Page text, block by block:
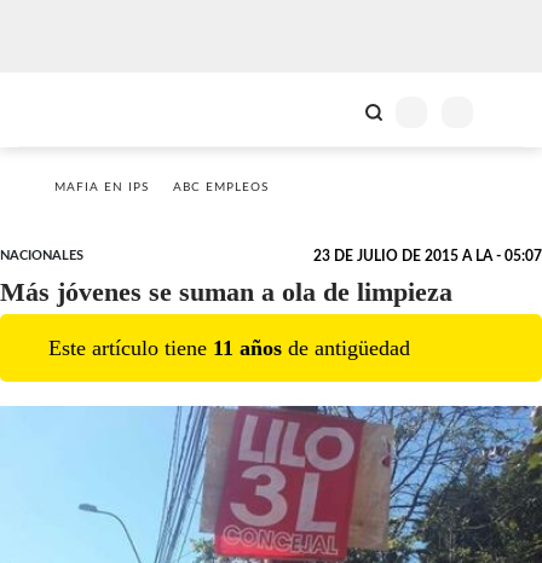
MAFIA EN IPS ABC EMPLEOS
NACIONALES 23 DE JULIO DE 2015 A LA - 05:07
Más jóvenes se suman a ola de limpieza
Este artículo tiene 11 años de antigüedad